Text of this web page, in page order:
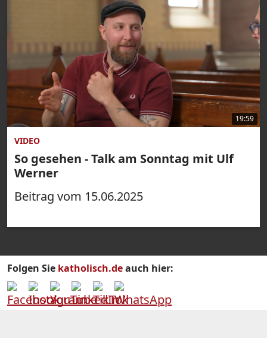
19:59
VIDEO
So gesehen - Talk am Sonntag mit Ulf
Werner
Beitrag vom 15.06.2025
Folgen Sie katholisch.deauch hier: